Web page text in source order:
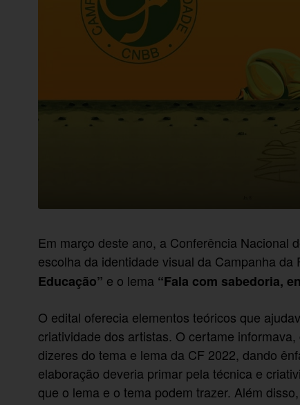
Em março deste ano, a Conferência Nacional
escolha da identidade visual da Campanha
Educação” e o lema “Fala com sabedoria,
O edital oferecia elementos teóricos que
criatividade dos artistas. O certame
dizeres do tema e lema da CF 2022, dando
elaboração deveria primar pela técnica e
que o lema e o tema podem trazer. Além